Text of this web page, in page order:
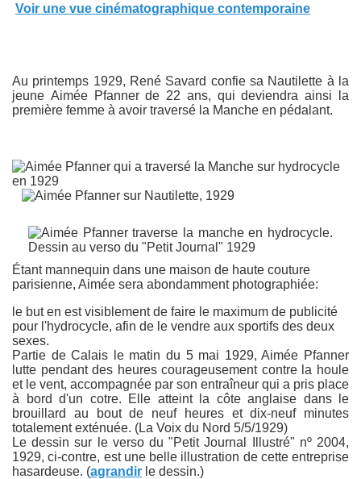
Voir une vue cinématographique contemporaine
Au printemps 1929, René Savard confie sa Nautilette à la
jeune Aimée Pfanner de 22 ans, qui deviendra ainsi la
première femme à avoir traversé la Manche en pédalant.
Étant mannequin dans une maison de haute couture
parisienne, Aimée sera abondamment photographiée:
le but en est visiblement de faire le maximum de publicité
pour l'hydrocycle, afin de le vendre aux sportifs des deux
sexes.
Partie de Calais le matin du 5 mai 1929, Aimée Pfanner
lutte pendant des heures courageusement contre la houle
et le vent, accompagnée par son entraîneur qui a pris place
à bord d'un cotre. Elle atteint la côte anglaise dans le
brouillard au bout de neuf heures et dix-neuf minutes
totalement exténuée. (La Voix du Nord 5/5/1929)
Le dessin sur le verso du "Petit Journal Illustré" nº 2004,
1929, ci-contre, est une belle illustration de cette entreprise
hasardeuse. (agrandir le dessin.)